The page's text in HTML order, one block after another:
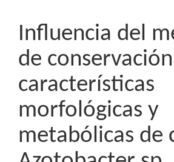
Influencia del
de
características
morfológicas y
metabólicas de